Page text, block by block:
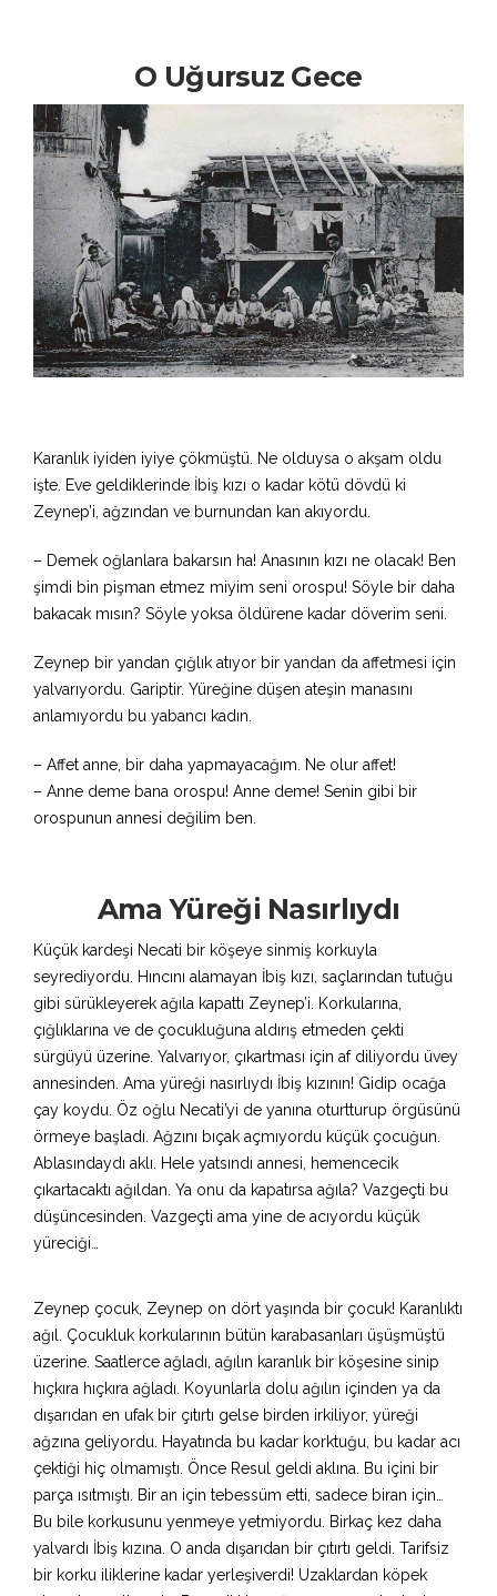
O Uğursuz Gece
Karanlık iyiden iyiye çökmüştü. Ne olduysa o akşam oldu
işte. Eve geldiklerinde İbiş kızı o kadar kötü dövdü ki
Zeynep’i, ağzından ve burnundan kan akıyordu.
– Demek oğlanlara bakarsın ha! Anasının kızı ne olacak! Ben
şimdi bin pişman etmez miyim seni orospu! Söyle bir daha
bakacak mısın? Söyle yoksa öldürene kadar döverim seni.
Zeynep bir yandan çığlık atıyor bir yandan da affetmesi için
yalvarıyordu. Gariptir. Yüreğine düşen ateşin manasını
anlamıyordu bu yabancı kadın.
– Affet anne, bir daha yapmayacağım. Ne olur affet!
– Anne deme bana orospu! Anne deme! Senin gibi bir
orospunun annesi değilim ben.
Ama Yüreği Nasırlıydı
Küçük kardeşi Necati bir köşeye sinmiş korkuyla
seyrediyordu. Hıncını alamayan İbiş kızı, saçlarından tutuğu
gibi sürükleyerek ağıla kapattı Zeynep’i. Korkularına,
çığlıklarına ve de çocukluğuna aldırış etmeden çekti
sürgüyü üzerine. Yalvarıyor, çıkartması için af diliyordu üvey
annesinden. Ama yüreği nasırlıydı İbiş kızının! Gidip ocağa
çay koydu. Öz oğlu Necati’yi de yanına oturtturup örgüsünü
örmeye başladı. Ağzını bıçak açmıyordu küçük çocuğun.
Ablasındaydı aklı. Hele yatsındı annesi, hemencecik
çıkartacaktı ağıldan. Ya onu da kapatırsa ağıla? Vazgeçti bu
düşüncesinden. Vazgeçti ama yine de acıyordu küçük
yüreciği…
Zeynep çocuk, Zeynep on dört yaşında bir çocuk! Karanlıktı
ağıl. Çocukluk korkularının bütün karabasanları üşüşmüştü
üzerine. Saatlerce ağladı, ağılın karanlık bir köşesine sinip
hıçkıra hıçkıra ağladı. Koyunlarla dolu ağılın içinden ya da
dışarıdan en ufak bir çıtırtı gelse birden irkiliyor, yüreği
ağzına geliyordu. Hayatında bu kadar korktuğu, bu kadar acı
çektiği hiç olmamıştı. Önce Resul geldi aklına. Bu içini bir
parça ısıtmıştı. Bir an için tebessüm etti, sadece biran için…
Bu bile korkusunu yenmeye yetmiyordu. Birkaç kez daha
yalvardı İbiş kızına. O anda dışarıdan bir çıtırtı geldi. Tarifsiz
bir korku iliklerine kadar yerleşiverdi! Uzaklardan köpek